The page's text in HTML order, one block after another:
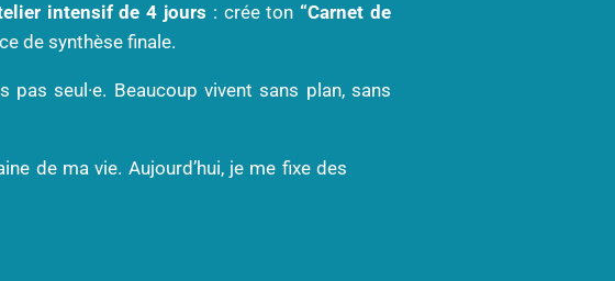
intensif de 4 jours : crée ton “Carnet de
de synthèse finale.
seul·e. Beaucoup vivent sans plan, sans
de ma vie. Aujourd’hui, je me fixe des